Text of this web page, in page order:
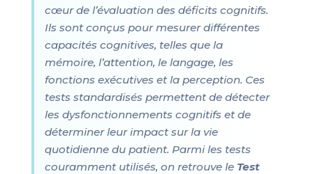
cœur de l’évaluation des déficits cognitifs.
Ils sont conçus pour mesurer différentes
capacités cognitives, telles que la
mémoire, l’attention, le langage, les
fonctions exécutives et la perception. Ces
tests standardisés permettent de détecter
les dysfonctionnements cognitifs et de
déterminer leur impact sur la vie
quotidienne du patient. Parmi les tests
couramment utilisés, on retrouve le Test